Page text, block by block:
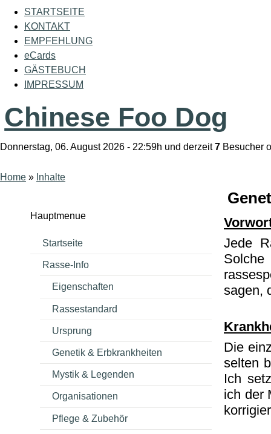
STARTSEITE
KONTAKT
EMPFEHLUNG
eCards
GÄSTEBUCH
IMPRESSUM
Chinese Foo Dog
Donnerstag, 06. August 2026 - 22:59h und derzeit7 Besucher
Home » Inhalte
Hauptmenue
Startseite
Rasse-Info
Eigenschaften
Rassestandard
Ursprung
Genetik & Erbkrankheiten
Mystik & Legenden
Organisationen
Pflege & Zubehör
Jede
sagen,
Die
selten
Ich
ich der